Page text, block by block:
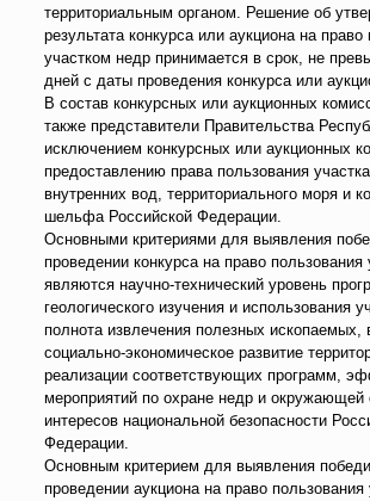
территориальным органом. Решение об
результата конкурса или аукциона на право
участком недр принимается в срок, не
дней с даты проведения конкурса или
В состав конкурсных или аукционных
также представители Правительства
исключением конкурсных или аукционных
предоставлению права пользования
внутренних вод, территориального моря и
шельфа Российской Федерации.
Основными критериями для выявления
проведении конкурса на право пользования
являются научно-технический уровень
геологического изучения и использования
полнота извлечения полезных ископаемых,
социально-экономическое развитие
реализации соответствующих программ,
мероприятий по охране недр и окружающей
интересов национальной безопасности
Федерации.
Основным критерием для выявления
проведении аукциона на право